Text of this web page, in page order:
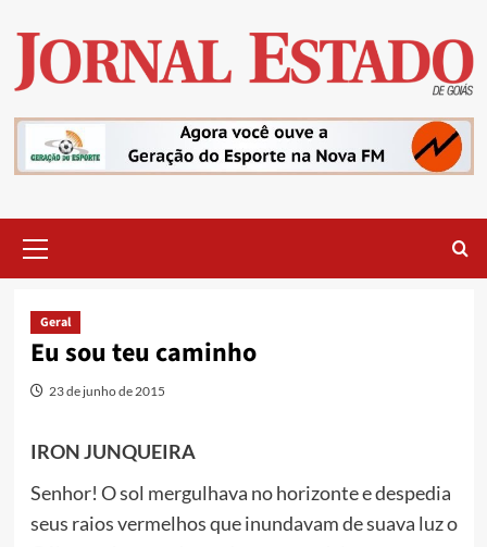
content
Menu
Geral
Eu sou teu caminho
23 de junho de 2015
IRON JUNQUEIRA
Senhor! O sol mergulhava no horizonte e despedia
seus raios vermelhos que inundavam de suava luz o